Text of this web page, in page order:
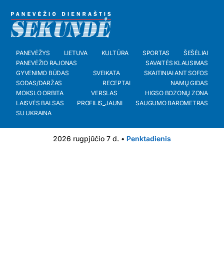
PANEVĖŽYS LIETUVA KULTŪRA SPORTAS
ŠEŠĖLIAI
PANEVĖŽIO RAJONAS
SAVAITĖS KLAUSIMAS
GYVENIMO BŪDAS
SVEIKATA
SKAITINIAI ANT SOFOS
SODAS/DARŽAS
RECEPTAI
NAMŲ GIDAS
MOKSLO ORBITA
VERSLAS
HIGSO BOZONŲ ZONA
LAISVĖS BALSAS
PROFILIS_JAUNI
SAUGUMO BAROMETRAS
SU UKRAINA
2026 rugpjūčio 7 d. • Penktadienis